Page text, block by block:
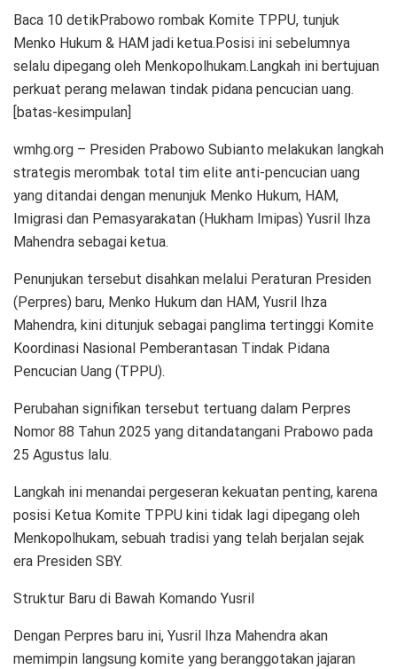
Baca 10 detikPrabowo rombak Komite TPPU, tunjuk
Menko Hukum & HAM jadi ketua.Posisi ini sebelumnya
selalu dipegang oleh Menkopolhukam.Langkah ini bertujuan
perkuat perang melawan tindak pidana pencucian uang.
[batas-kesimpulan]
wmhg.org – Presiden Prabowo Subianto melakukan langkah
strategis merombak total tim elite anti-pencucian uang
yang ditandai dengan menunjuk Menko Hukum, HAM,
Imigrasi dan Pemasyarakatan (Hukham Imipas) Yusril Ihza
Mahendra sebagai ketua.
Penunjukan tersebut disahkan melalui Peraturan Presiden
(Perpres) baru, Menko Hukum dan HAM, Yusril Ihza
Mahendra, kini ditunjuk sebagai panglima tertinggi Komite
Koordinasi Nasional Pemberantasan Tindak Pidana
Pencucian Uang (TPPU).
Perubahan signifikan tersebut tertuang dalam Perpres
Nomor 88 Tahun 2025 yang ditandatangani Prabowo pada
25 Agustus lalu.
Langkah ini menandai pergeseran kekuatan penting, karena
posisi Ketua Komite TPPU kini tidak lagi dipegang oleh
Menkopolhukam, sebuah tradisi yang telah berjalan sejak
era Presiden SBY.
Struktur Baru di Bawah Komando Yusril
Dengan Perpres baru ini, Yusril Ihza Mahendra akan
memimpin langsung komite yang beranggotakan jajaran